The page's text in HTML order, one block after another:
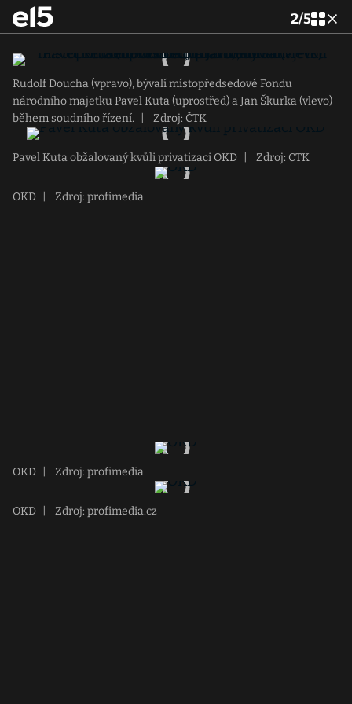
2/5
Rudolf Doucha (vpravo), bývalí místopředsedové Fondu
národního majetku Pavel Kuta (uprostřed) a Jan Škurka (vlevo)
během soudního řízení.
Zdroj: ČTK
Pavel Kuta obžalovaný kvůli privatizaci OKD Zdroj: CTK
OKD Zdroj: profimedia
OKD Zdroj: profimedia
OKD Zdroj: profimedia.cz